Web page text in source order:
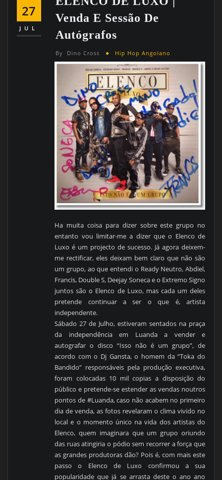
27
JUL
Venda E Sessão De
Autógrafos
By Dino Cross Hip Hop Angolano
Ha muita coisa para dizer sobre este grupo no
entanto vou limitar-me a dizer que o Elenco de
Luxo é um projecto de sucesso. Já agora deixem-
me rectificar, eles deixam bem claro que não são
um grupo, ao que entendi o Ready Neutro, Abdiel,
Francis, Double S, Deejay Soneca e o Extremo Signo
juntos são o Elenco de Luxo, mas cada um deles
pretende continuar a ser o que é, artista
independente.
Sábado 27 de Julho, estiveram sentados na praça
da independência em Luanda a vender e
autografar o disco “Isso não é um grupo”, de
acordo com o Dj Gansta, o homem da “Toka do
Bandido” responsáveis pela produção executiva,
foram colocadas 10 mil copias a disposição do
público e pretende-se estender as vendas noutros
pontos de #Luanda, caso não acabem no primeiro
dia de venda, as fotos revelaram o clima vivido no
local e o momento único na vida dos artistas do
Elenco, quem imaginara que um grupo oriundo
das ruas atingiria o pódio sem recorrer a força que
as grandes produtoras dão? Pois é, com mais este
passo o Elenco de Luxo confirmou a sua
popularidade que já se arrasta deste o ano ano